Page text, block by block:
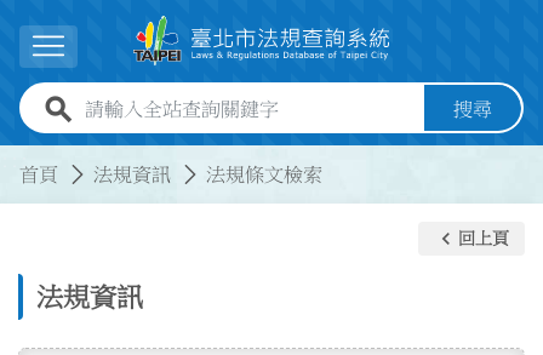
展開選單
全站查詢關鍵字欄位 搜尋
首頁 法規資訊 法規條文檢索
法規資訊
keyboard_arrow_left 回上頁